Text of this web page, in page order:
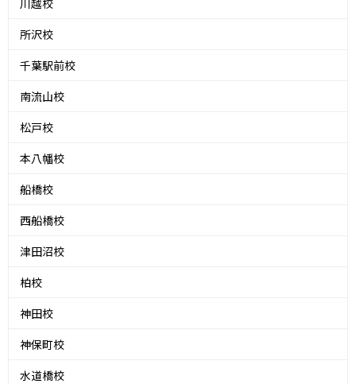
所沢校
千葉駅前校
南流山校
松戸校
本八幡校
船橋校
西船橋校
津田沼校
柏校
神田校
神保町校
水道橋校